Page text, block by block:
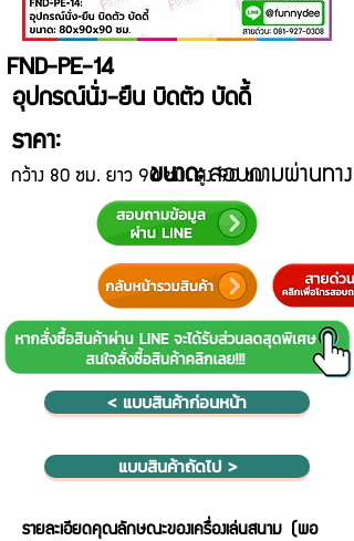
FND-PE-14
อุปกรณ์นั่ง-ยืน บิดตัว บัดดี้
ราคา:
ขนาด: สอบถามผ่านทาง
กว้าง 80 ซม. ยาว 90 ซม. สูง 90 ซม.
< แบบสินค้าก่อนหน้า
แบบสินค้าถัดไป >
รายละเอียดคุณลักษณะของเครื่องเล่นสนาม (พอ